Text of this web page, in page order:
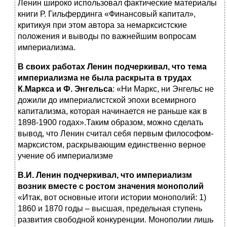
Ленин широко использовал фактические материалы
книги Р. Гильфердинга «Финансовый капитал»,
критикуя при этом автора за немарксистские
положения и выводы по важнейшим вопросам
империализма.
В своих работах Ленин подчеркивал, что тема
империализма не была раскрыта в трудах
К.Маркса и Ф. Энгельса: «Ни Маркс, ни Энгельс не
дожили до империалистской эпохи всемирного
капитализма, которая начинается не раньше как в
1898-1900 годах».Таким образом, можно сделать
вывод, что Ленин считал себя первым философом-
марксистом, раскрывающим единственно верное
учение об империализме
В.И. Ленин подчеркивал, что империализм
возник вместе с ростом значения монополий
«Итак, вот основные итоги истории монополий: 1)
1860 и 1870 годы – высшая, предельная ступень
развития свободной конкуренции. Монополии лишь